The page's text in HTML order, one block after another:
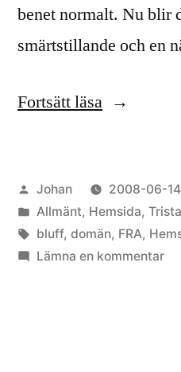
benet normalt. Nu blir
smärtstillande och en
Fortsätt läsa ”Veckan
Publicerat
av
Johan
2008-06-14
Publicerat
i
Allmänt, Hemsida,
Etiketter:
bluff, domän, FRA,
Lämna en kommentartill